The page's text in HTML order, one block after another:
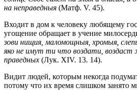
на неправедныя (Матф. V. 45).
Входит в дом к человеку любящему
угощение обращает в учение
зови нищия, маломощныя, хромыя,
яко не имут ти что воздати, воздаст
праведных (Лук. ХIV. 13. 14).
Видит людей, которым некогда
потому что их время слишком занято